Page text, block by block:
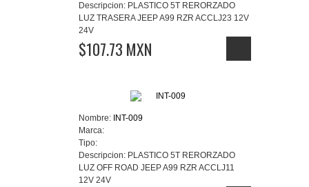
Descripcion: PLASTICO 5T RERORZADO
LUZ TRASERA JEEP A99 RZR ACCLJ23 12V
24V
$107.73 MXN
Nombre: INT-009
Marca:
Tipo:
Descripcion: PLASTICO 5T RERORZADO
LUZ OFF ROAD JEEP A99 RZR ACCLJ11
12V 24V